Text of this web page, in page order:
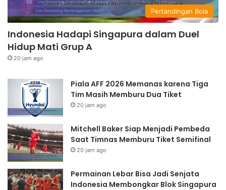
Pertandingan Bola
Indonesia Hadapi Singapura dalam Duel
Hidup Mati Grup A
20 jam ago
Piala AFF 2026 Memanas karena Tiga
Tim Masih Memburu Dua Tiket
20 jam ago
Mitchell Baker Siap Menjadi Pembeda
Saat Timnas Memburu Tiket Semifinal
20 jam ago
Permainan Lebar Bisa Jadi Senjata
Indonesia Membongkar Blok Singapura